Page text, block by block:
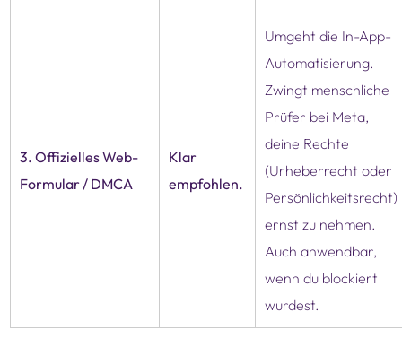
3. Offizielles Web-
Formular / DMCA
Klar
empfohlen.
Umgeht die In-App-
Automatisierung.
Zwingt menschliche
Prüfer bei Meta,
deine Rechte
(Urheberrecht oder
Persönlichkeitsrecht)
ernst zu nehmen.
Auch anwendbar,
wenn du blockiert
wurdest.